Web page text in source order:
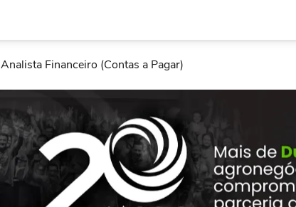
Analista Financeiro (Contas a Pagar)